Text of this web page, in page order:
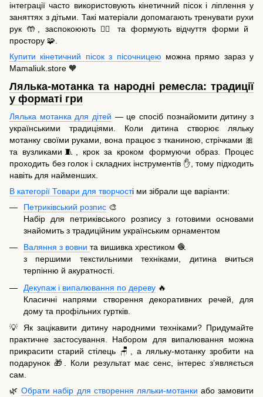
інтеграції часто використовують кінетичний пісок і ліплення у
заняттях з дітьми. Такі матеріали допомагають тренувати рухи
рук 🤲, заспокоюють 🧘‍♀️ та формують відчуття форми й
простору 🧩.
Купити кінетичний пісок з пісочницею можна прямо зараз у
Mamaliuk.store 🧡
Лялька-мотанка та народні ремесла: традиції
у форматі гри
Лялька мотанка для дітей — це спосіб познайомити дитину з
українськими традиціями. Коли дитина створює ляльку
мотанку своїми руками, вона працює з тканиною, стрічками 🎀
та вузликами🧵, крок за кроком формуючи образ. Процес
проходить без голок і складних інструментів ✋, тому підходить
навіть для найменших.
В категорії Товари для творчості ми зібрали ще варіанти:
Петриківський розпис 🎨
Набір для петриківського розпису з готовими основами
знайомить з традиційним українським орнаментом
Валяння з вовни та вишивка хрестиком 🧶
з першими текстильними техніками, дитина вчиться
терпінню й акуратності.
Декупаж і випалювання по дереву 🔥
Класичні напрями створення декоративних речей, для
дому та профільних гуртків.
💡 Як зацікавити дитину народними техніками? Придумайте
практичне застосування. Набором для випалювання можна
прикрасити старий стілець 🪑, а ляльку-мотанку зробити на
подарунок 🎁. Коли результат має сенс, інтерес з’являється
сам.
🌿Обрати набір для створення ляльки-мотанки або замовити